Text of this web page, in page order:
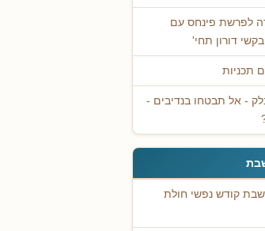
לפרשת פינחס עם
דורון תחי'
תכניות
- אל תבטחו בנדיבים -
קודש נפשי חולת